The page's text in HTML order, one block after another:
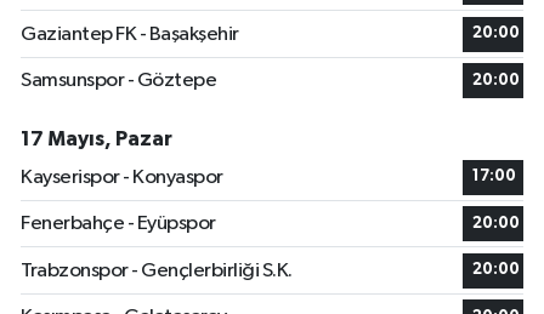
Gaziantep FK - Başakşehir 20:00
Samsunspor - Göztepe 20:00
17 Mayıs, Pazar
Kayserispor - Konyaspor
17:00
Fenerbahçe - Eyüpspor 20:00
Trabzonspor - Gençlerbirliği S.K. 20:00